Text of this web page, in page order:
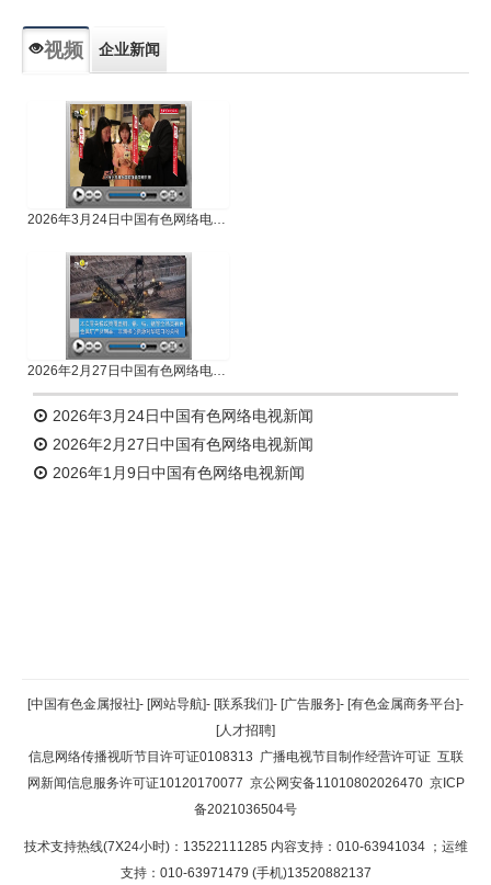
视频 企业新闻
2026年3月24日中国有色网络电视新闻
2026年2月27日中国有色网络电视新闻
2026年3月24日中国有色网络电视新闻
2026年2月27日中国有色网络电视新闻
2026年1月9日中国有色网络电视新闻
返回顶部
返回首页
[中国有色金属报社]- [网站导航]- [联系我们]- [广告服务]- [有色金属商务平台]-
[人才招聘]
信息网络传播视听节目许可证0108313 广播电视节目制作经营许可证 互联
网新闻信息服务许可证10120170077 京公网安备11010802026470 京ICP
备2021036504号
技术支持热线(7X24小时)：13522111285 内容支持：010-63941034 ；运维
支持：010-63971479 (手机)13520882137